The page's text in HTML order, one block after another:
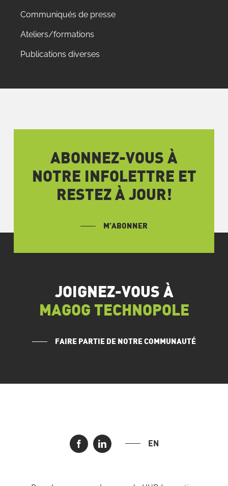
Communiqués de presse
Ateliers/formations
Publications diverses
ABONNEZ-VOUS À
NOTRE INFOLETTRE ET
RESTEZ À JOUR!
M’ABONNER
JOIGNEZ-VOUS À
MAGOG TECHNOPOLE
FAIRE PARTIE DE NOTRE COMMUNAUTÉ
EN